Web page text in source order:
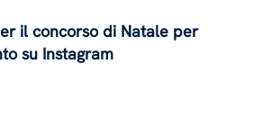
il concorso di Natale per
su Instagram